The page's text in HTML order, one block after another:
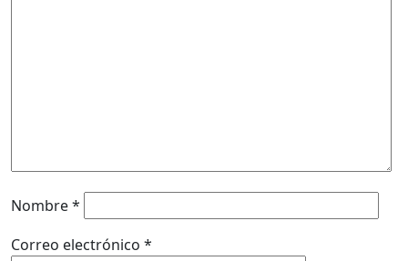
Nombre*
Correo electrónico *